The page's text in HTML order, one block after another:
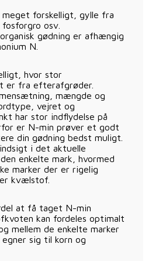
meget forskelligt, gylle fra
osv.
gødning er afhængig
N.
hvor stor
er fra efterafgrøder.
mængde og
vejret og
har stor indflydelse på
er N-min prøver et godt
din gødning bedst muligt.
i det aktuelle
enkelte mark, hvormed
marker der er rigelig
kvælstof.
at få taget N-min
kan fordeles optimalt
mellem de enkelte marker
sig til korn og